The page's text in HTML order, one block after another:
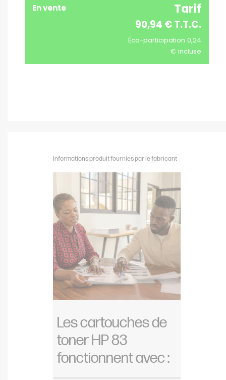
En vente Tarif
90,94 € T.T.C.
Éco-participation 0,24
€ incluse
Informations produit fournies par le fabricant
Les cartouches de
toner HP 83
fonctionnent avec :